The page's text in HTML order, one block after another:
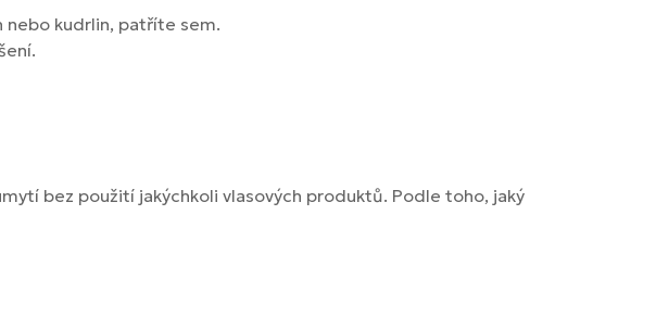
nebo kudrlin, patříte sem.
bez použití jakýchkoli vlasových produktů. Podle toho, jaký